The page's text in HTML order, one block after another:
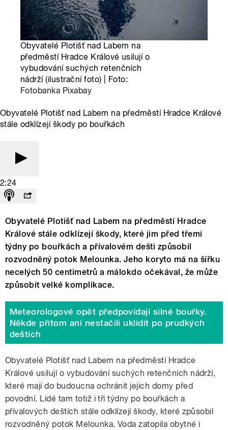
Obyvatelé Plotišť nad Labem na
předměstí Hradce Králové usilují o
vybudování suchých retenčních
nádrží (ilustrační foto) | Foto:
Fotobanka Pixabay
Obyvatelé Plotišť nad Labem na předměstí Hradce Králové
stále odklízejí škody po bouřkách
2:24
Obyvatelé Plotišť nad Labem na předměstí Hradce
Králové stále odklízejí škody, které jim před třemi
týdny po bouřkách a přívalovém dešti způsobil
rozvodněný potok Melounka. Jeho koryto má na šířku
necelých 50 centimetrů a málokdo očekával, že může
způsobit velké komplikace.
Meteorologové opět předpovídají silné bouřky.
Někde přitom ani nestačili uklidit po prudkých
deštích
Obyvatelé Plotišť nad Labem na předměstí Hradce
Králové usilují o vybudování suchých retenčních nádrží,
které mají do budoucna ochránit jejich domy před
povodní. Lidé tam totiž i tři týdny po bouřkách a
přívalových deštích stále odklízejí škody, které způsobil
rozvodněný potok Melounka. Voda zatopila obytné i